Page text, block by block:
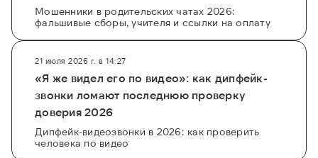
Мошенники в родительских чатах 2026:
фальшивые сборы, учителя и ссылки на оплату
21 июля 2026 г. в 14:27
«Я же видел его по видео»: как дипфейк-
звонки ломают последнюю проверку
доверия 2026
Дипфейк-видеозвонки в 2026: как проверить
человека по видео